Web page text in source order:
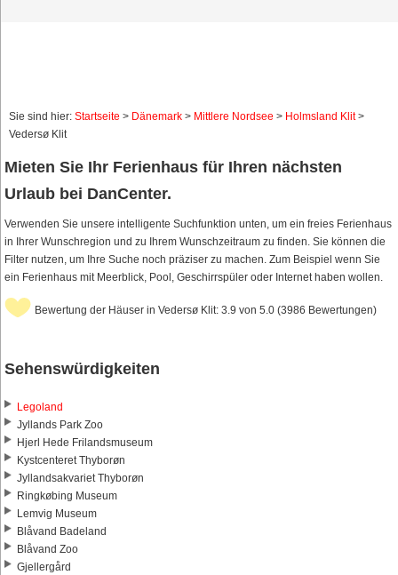
Sie sind hier: Startseite > Dänemark > Mittlere Nordsee > Holmsland Klit>
Vedersø Klit
Mieten Sie Ihr Ferienhaus für Ihren nächsten
Urlaub bei DanCenter.
Verwenden Sie unsere intelligente Suchfunktion unten, um ein freies Ferienhaus
in Ihrer Wunschregion und zu Ihrem Wunschzeitraum zu finden. Sie können die
Filter nutzen, um Ihre Suche noch präziser zu machen. Zum Beispiel wenn Sie
ein Ferienhaus mit Meerblick, Pool, Geschirrspüler oder Internet haben wollen.
Bewertung der Häuser in Vedersø Klit: 3.9 von 5.0 (3986 Bewertungen)
Sehenswürdigkeiten
Legoland
Jyllands Park Zoo
Hjerl Hede Frilandsmuseum
Kystcenteret Thyborøn
Jyllandsakvariet Thyborøn
Ringkøbing Museum
Lemvig Museum
Blåvand Badeland
Blåvand Zoo
Gjellergård